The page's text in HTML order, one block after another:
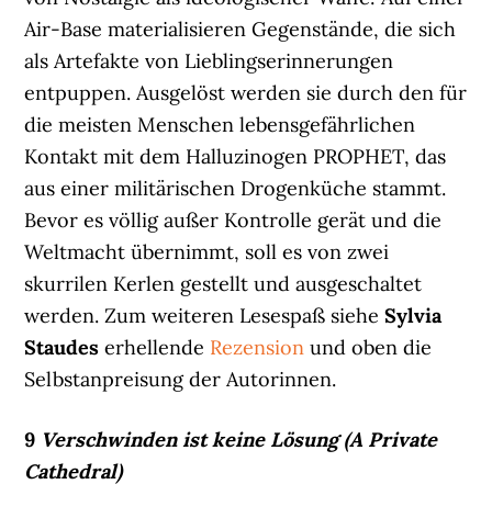
Air-Base materialisieren Gegenstände, die sich
als Artefakte von Lieblingserinnerungen
entpuppen. Ausgelöst werden sie durch den für
die meisten Menschen lebensgefährlichen
Kontakt mit dem Halluzinogen PROPHET, das
aus einer militärischen Drogenküche stammt.
Bevor es völlig außer Kontrolle gerät und die
Weltmacht übernimmt, soll es von zwei
skurrilen Kerlen gestellt und ausgeschaltet
werden. Zum weiteren Lesespaß sieheSylvia
Staudes erhellende Rezension und oben die
Selbstanpreisung der Autorinnen.
9 Verschwinden ist keine Lösung (A Private
Cathedral)